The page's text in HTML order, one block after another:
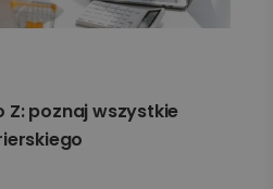
Z: poznaj wszystkie